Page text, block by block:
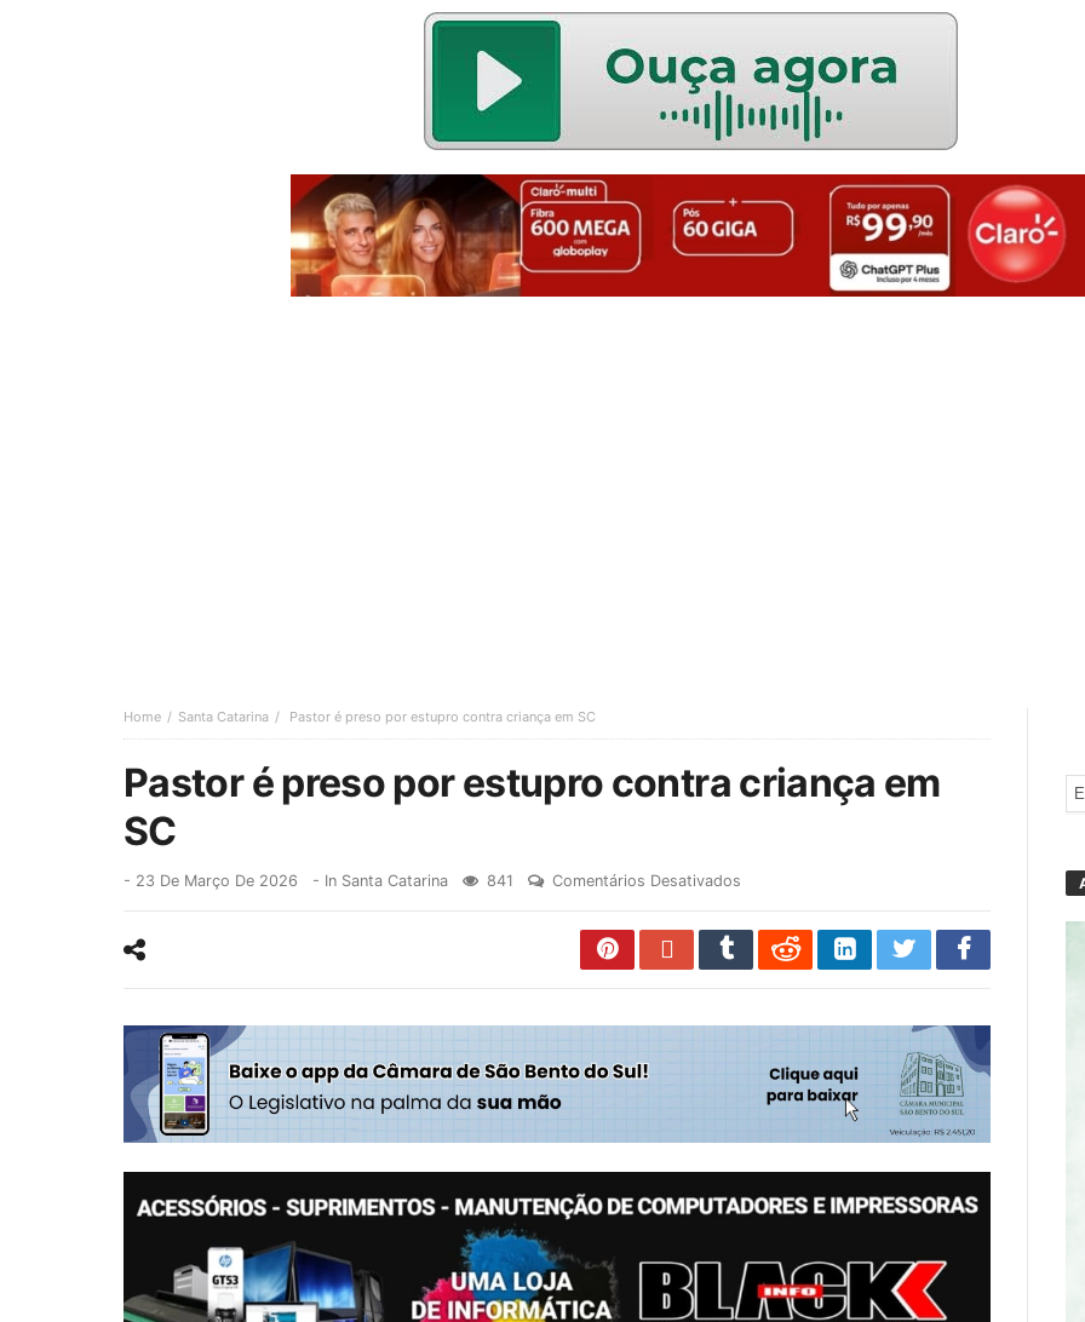
Home Santa Catarina Pastor é preso por estupro contra criança em SC
Pastor é preso por estupro contra criança em
SC
- 23 De Março De 2026 - In Santa Catarina 841 Comentários Desativados